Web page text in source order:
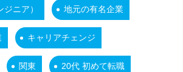
ニア） 地元の有名企業
キャリアチェンジ
関東 20代 初めて転職